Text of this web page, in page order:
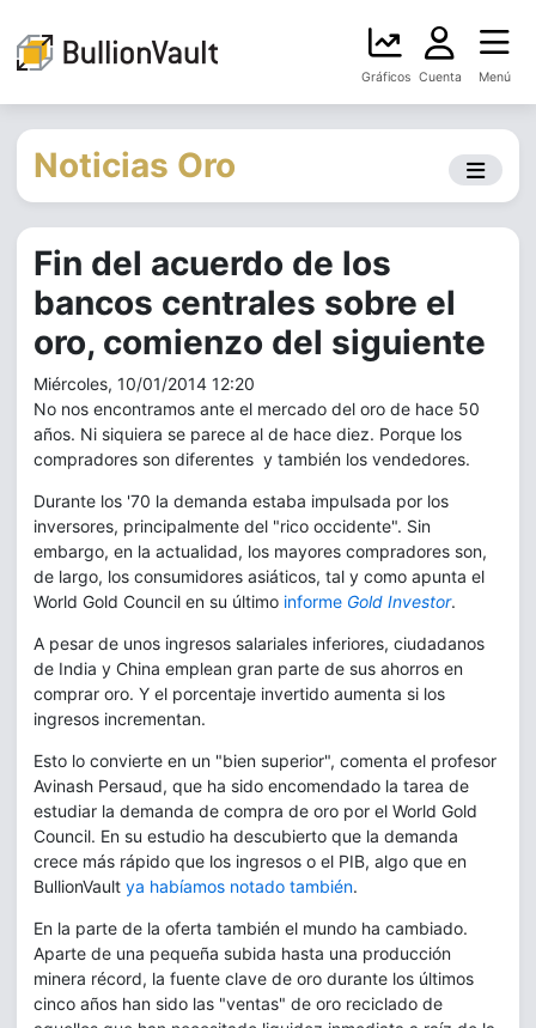
Gráficos Cuenta Menú
Noticias Oro
Fin del acuerdo de los
bancos centrales sobre el
oro, comienzo del siguiente
Miércoles, 10/01/2014 12:20
No nos encontramos ante el mercado del oro de hace 50
años. Ni siquiera se parece al de hace diez. Porque los
compradores son diferentes y también los vendedores.
Durante los '70 la demanda estaba impulsada por los
inversores, principalmente del "rico occidente". Sin
embargo, en la actualidad, los mayores compradores son,
de largo, los consumidores asiáticos, tal y como apunta el
World Gold Council en su último informe Gold Investor.
A pesar de unos ingresos salariales inferiores, ciudadanos
de India y China emplean gran parte de sus ahorros en
comprar oro. Y el porcentaje invertido aumenta si los
ingresos incrementan.
Esto lo convierte en un "bien superior", comenta el profesor
Avinash Persaud, que ha sido encomendado la tarea de
estudiar la demanda de compra de oro por el World Gold
Council. En su estudio ha descubierto que la demanda
crece más rápido que los ingresos o el PIB, algo que en
BullionVault ya habíamos notado también.
En la parte de la oferta también el mundo ha cambiado.
Aparte de una pequeña subida hasta una producción
minera récord, la fuente clave de oro durante los últimos
cinco años han sido las "ventas" de oro reciclado de